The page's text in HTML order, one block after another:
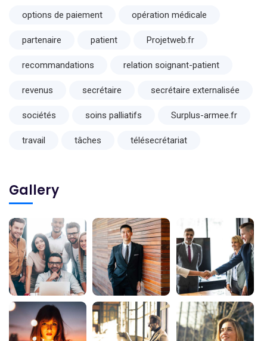
options de paiement opération médicale
partenaire patient Projetweb.fr
recommandations relation soignant-patient
revenus secrétaire secrétaire externalisée
sociétés soins palliatifs Surplus-armee.fr
travail tâches télésecrétariat
Gallery